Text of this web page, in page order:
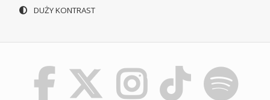
DUŻY KONTRAST